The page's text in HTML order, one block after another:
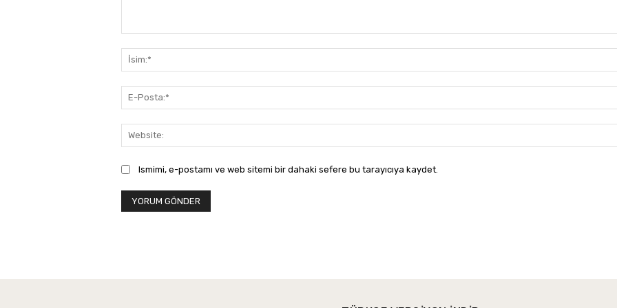
Ismimi, e-postamı ve web sitemi bir dahaki sefere bu tarayıcıya kaydet.